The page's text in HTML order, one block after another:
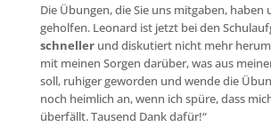
Die Übungen, die Sie uns mitgaben, haben
geholfen. Leonard ist jetzt bei den
schnellerund diskutiert nicht mehr
mit meinen Sorgen darüber, was aus
soll, ruhiger geworden und wende die
noch heimlich an, wenn ich spüre, dass
überfällt. Tausend Dank dafür!“